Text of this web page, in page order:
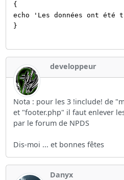
{
echo 'Les données ont
}
developpeur
Nota : pour les 3 !include! de
et "footer.php" il faut enlever
par le forum de NPDS
Dis-moi ... et bonnes fêtes
Danyx